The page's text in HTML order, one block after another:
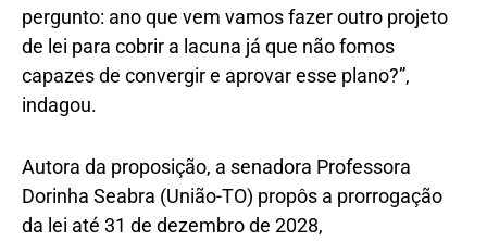
pergunto: ano que vem vamos fazer outro projeto
de lei para cobrir a lacuna já que não fomos
capazes de convergir e aprovar esse plano?”,
indagou.
Autora da proposição, a senadora Professora
Dorinha Seabra (União-TO) propôs a prorrogação
da lei até 31 de dezembro de 2028,